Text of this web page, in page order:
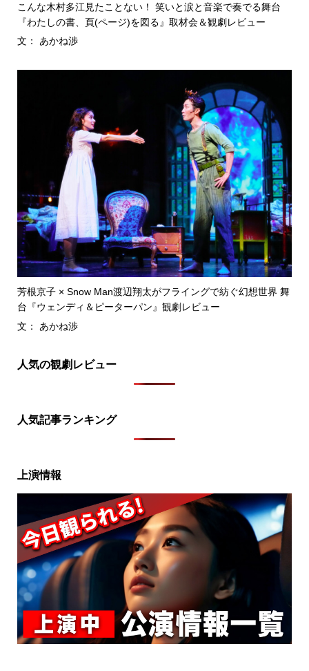
こんな木村多江見たことない！ 笑いと涙と音楽で奏でる舞台
『わたしの書、頁(ページ)を図る』取材会＆観劇レビュー
文： あかね渉
芳根京子 × Snow Man渡辺翔太がフライングで紡ぐ幻想世界 舞
台『ウェンディ＆ピーターパン』観劇レビュー
文： あかね渉
人気の観劇レビュー
人気記事ランキング
上演情報